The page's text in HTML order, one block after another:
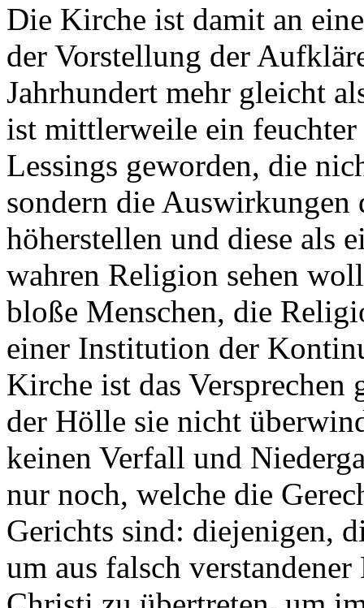
Die Kirche ist damit an
der Vorstellung der
Jahrhundert mehr gleicht
ist mittlerweile ein
Lessings geworden, die
sondern die
höherstellen und diese als
wahren Religion sehen
bloße Menschen, die
einer Institution der
Kirche ist das Versprechen
der Hölle sie nicht
keinen Verfall und
nur noch, welche die
Gerichts sind: diejenigen,
um aus falsch